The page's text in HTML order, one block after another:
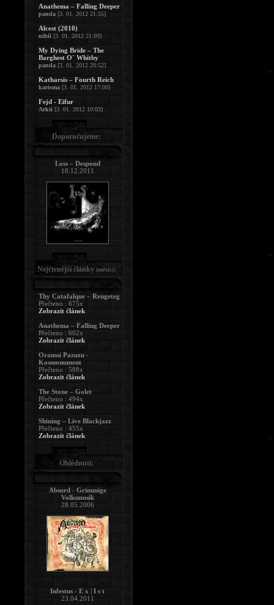
Anathema – Falling Deeper
panda [3. 01. 2012 21:55]
Alcest (2010)
nihil [3. 01. 2012 21:09]
My Dying Bride – The
Barghest O´ Whitby
panda [3. 01. 2012 20:52]
Katharsis – Fourth Reich
karisma [3. 01. 2012 17:00]
Fejd - Eifur
Arkti [3. 01. 2012 10:03]
Doporučujeme:
Loss – Despond
18.12.2011
Nejčtenější články (měsíc):
Thy Catafalque – Rengeteg
Přečteno : 675x
Zobrazit článek
Anathema – Falling Deeper
Přečteno : 602x
Zobrazit článek
Oranssi Pazuzu -
Kosmonument
Přečteno : 588x
Zobrazit článek
The Stone – Golet
Přečteno : 494x
Zobrazit článek
Shining – Live Blackjazz
Přečteno : 455x
Zobrazit článek
Ohlédnutí:
Absurd - Grimmige
Volksmusik
28.05.2006
Infestus - E x | I s t
23.04.2011